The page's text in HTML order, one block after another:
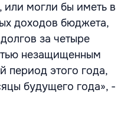
могли бы иметь в
доходов бюджета,
за четыре
незащищенным
период этого года,
будущего года», -